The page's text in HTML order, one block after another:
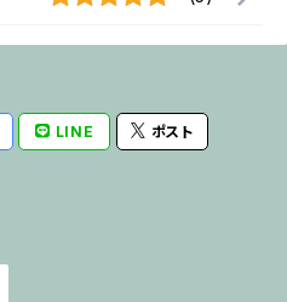
LINE ポスト